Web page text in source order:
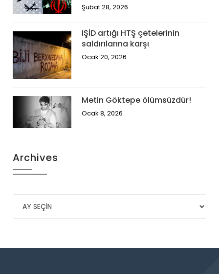
Şubat 28, 2026
IŞİD artığı HTŞ çetelerinin
saldırılarına karşı
Ocak 20, 2026
Metin Göktepe ölümsüzdür!
Ocak 8, 2026
Archives